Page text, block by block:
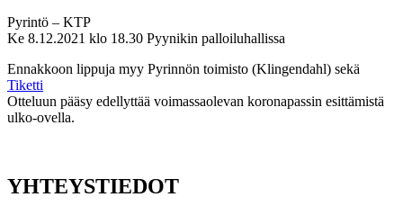
Pyrintö – KTP
Ke 8.12.2021 klo 18.30 Pyynikin palloiluhallissa
Ennakkoon lippuja myy Pyrinnön toimisto (Klingendahl) sekä
Tiketti
Otteluun pääsy edellyttää voimassaolevan koronapassin esittämistä
ulko-ovella.
YHTEYSTIEDOT